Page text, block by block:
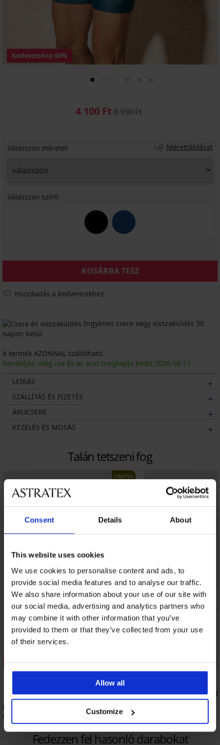
Consent Details About
This website uses cookies
We use cookies to personalise content and ads, to
provide social media features and to analyse our traffic.
We also share information about your use of our site with
our social media, advertising and analytics partners who
may combine it with other information that you’ve
provided to them or that they’ve collected from your use
of their services.
Allow all
Customize
Kedvezmény-50%
4 100 Ft8 190 Ft
Válasszon méretet Mérettáblázat
Válasszon színt:
KOSÁRBA TESZ
Hozzáadás a kedvencekhez
Ingyenes csere vagy visszaküldés 30
napon belül
A termék AZONNAL szállítható.
Rendeljen még ma és az árut megkapja Kedd 2026-08-11
LEÍRÁS
SZÁLLÍTÁS ÉS FIZETÉS
ÁRUCSERE
KEZELÉS ÉS MOSÁS
Talán tetszeni fog
Kedvezmény -40%
LIMITED
MEN-A Johny fürdőnadrág
6 530 Ft
Kiárusítás
Kedvezmény -50%
MEN-A Summer
5 450 Ft10 890 Ft
Fedezzen fel hasonló darabokat